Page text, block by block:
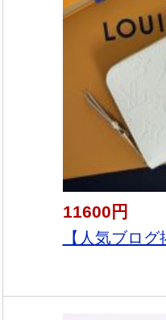
11600円
【人気ブロ